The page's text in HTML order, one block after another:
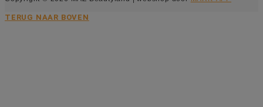
TERUG NAAR BOVEN